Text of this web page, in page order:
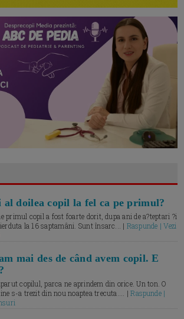
al doilea copil la fel ca pe primul?
primul copil a fost foarte dorit, dupa ani de a?teptari ?i
la 16 saptamâni. Sunt însarc... | Raspunde | Vezi
mai des de când avem copil. E
copilul, parca ne aprindem din orice. Un ton. O
s-a trezit din nou noaptea trecuta.... |Raspunde |